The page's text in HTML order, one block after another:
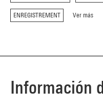
ENREGISTREMENT Ver más
Información